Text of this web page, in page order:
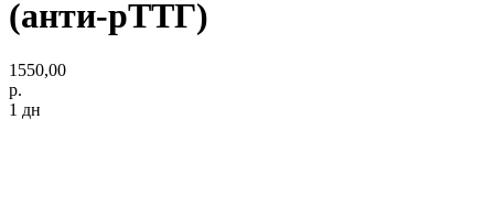
(анти-pTTГ)
1550,00
р.
1 дн